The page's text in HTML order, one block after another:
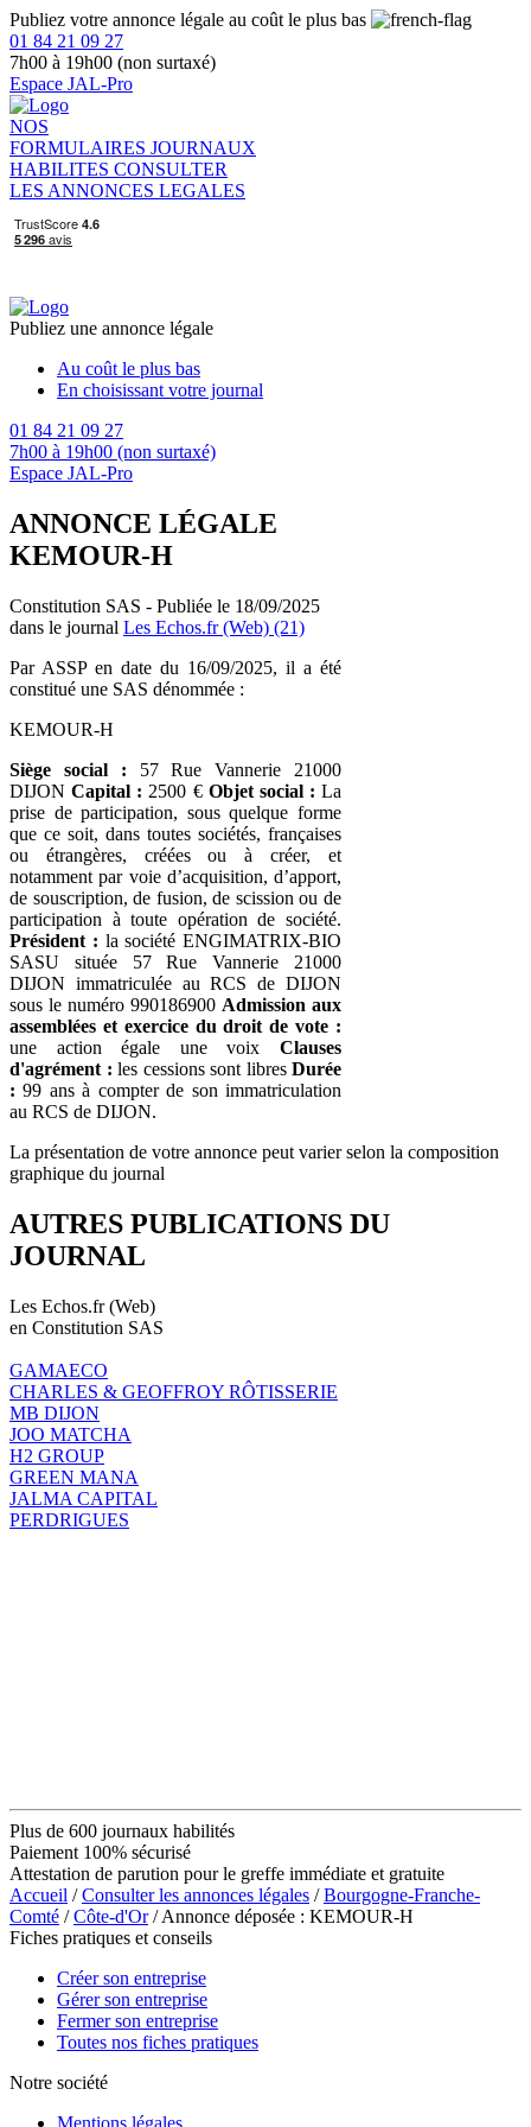
Publiez votre annonce légale au coût le plus bas
01 84 21 09 27
7h00 à 19h00 (non surtaxé)
Espace JAL-Pro
NOS
FORMULAIRES JOURNAUX
HABILITES CONSULTER
LES ANNONCES LEGALES
Publiez une annonce légale
Au coût le plus bas
En choisissant votre journal
01 84 21 09 27
7h00 à 19h00 (non surtaxé)
Espace JAL-Pro
ANNONCE LÉGALE
KEMOUR-H
Constitution SAS - Publiée le 18/09/2025
dans le journal Les Echos.fr (Web) (21)
Par ASSP en date du 16/09/2025, il a été
constitué une SAS dénommée :
KEMOUR-H
Siège social : 57 Rue Vannerie 21000
DIJONCapital : 2500 € Objet social : La
prise de participation, sous quelque forme
que ce soit, dans toutes sociétés, françaises
ou étrangères, créées ou à créer, et
notamment par voie d’acquisition, d’apport,
de souscription, de fusion, de scission ou de
participation à toute opération de société.
Président : la société ENGIMATRIX-BIO
SASU située 57 Rue Vannerie 21000
DIJON immatriculée au RCS de DIJON
sous le numéro 990186900 Admission aux
assemblées et exercice du droit de vote :
une action égale une voix Clauses
d'agrément : les cessions sont libres Durée
: 99 ans à compter de son immatriculation
au RCS de DIJON.
La présentation de votre annonce peut varier selon la composition
graphique du journal
AUTRES PUBLICATIONS DU
JOURNAL
Les Echos.fr (Web)
en Constitution SAS
GAMAECO
CHARLES & GEOFFROY RÔTISSERIE
MB DIJON
JOO MATCHA
H2 GROUP
GREEN MANA
JALMA CAPITAL
PERDRIGUES
Plus de 600 journaux habilités
Paiement 100% sécurisé
Attestation de parution pour le greffe immédiate et gratuite
Accueil /Consulter les annonces légales /Bourgogne-Franche-
Comté /Côte-d'Or/ Annonce déposée : KEMOUR-H
Fiches pratiques et conseils
Créer son entreprise
Gérer son entreprise
Fermer son entreprise
Toutes nos fiches pratiques
Notre société
Mentions légales